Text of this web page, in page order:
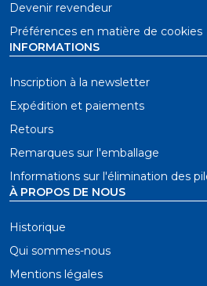
Devenir revendeur
Préférences en matière de cookies
INFORMATIONS
Inscription à la newsletter
Expédition et paiements
Retours
Remarques sur l'emballage
Informations sur l'élimination des
À PROPOS DE NOUS
Historique
Qui sommes-nous
Mentions légales